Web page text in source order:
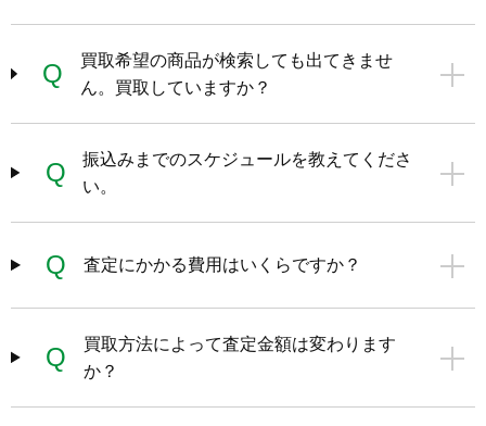
Q
買取希望の商品が検索しても出てきませ
ん。買取していますか？
Q
振込みまでのスケジュールを教えてくださ
い。
Q 査定にかかる費用はいくらですか？
Q
買取方法によって査定金額は変わります
か？